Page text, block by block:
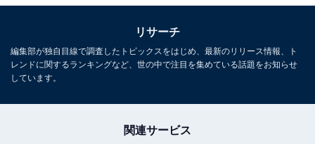
リサーチ
編集部が独自目線で調査したトピックスをはじめ、最新のリリース情報、ト
レンドに関するランキングなど、世の中で注目を集めている話題をお知らせ
しています。
関連サービス